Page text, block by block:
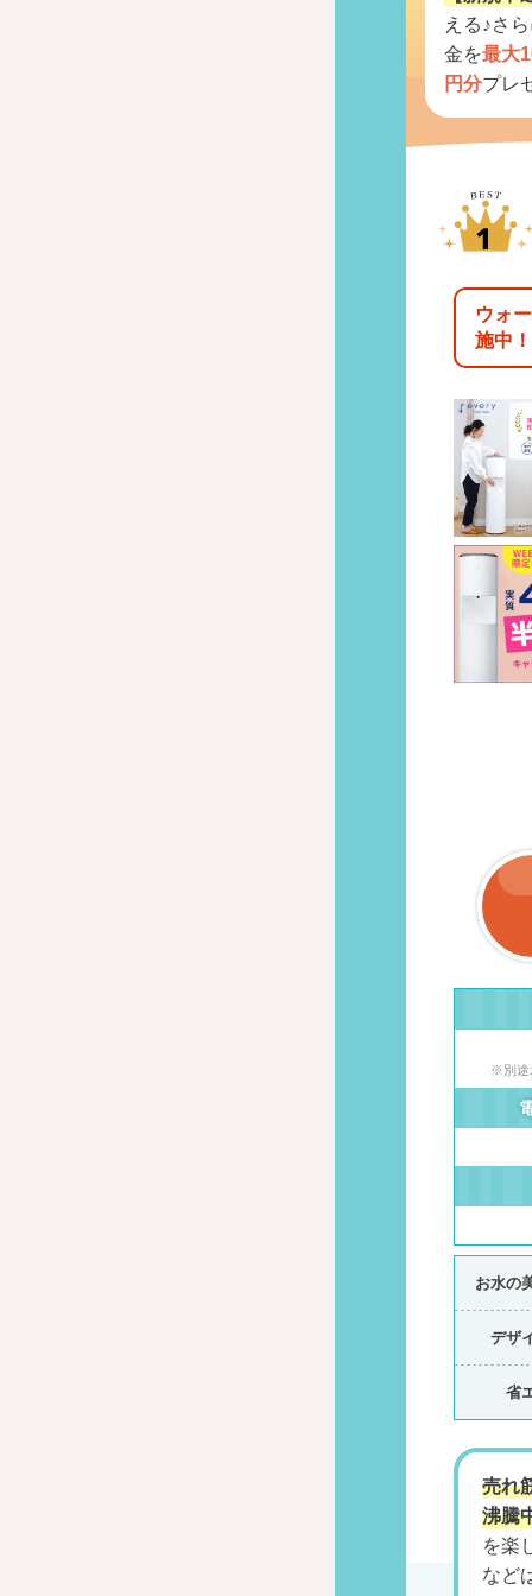
える♪さ
金を最大
円分プレ
ウォ
施中！
※別途
お水の
デザ
省
売れ
沸騰
を楽
など